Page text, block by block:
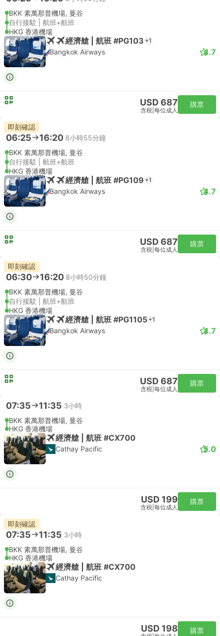
BKK 素萬那普機場, 曼谷
自行接駁 | 航班+航班
HKG 香港機場
經濟艙 | 航班 #PG103 +1
Bangkok Airways 4.7
USD 687
含税 每位成人
購票
即刻確認
06:25 16:20 8小時55分鐘
BKK 素萬那普機場, 曼谷
自行接駁 | 航班+航班
HKG 香港機場
經濟艙 | 航班 #PG109 +1
Bangkok Airways 4.7
USD 687
含税 每位成人
購票
即刻確認
06:30 16:20 8小時50分鐘
BKK 素萬那普機場, 曼谷
自行接駁 | 航班+航班
HKG 香港機場
經濟艙 | 航班 #PG1105 +1
Bangkok Airways 4.7
USD 687
含税 每位成人
購票
07:35 11:35 3小時
BKK 素萬那普機場, 曼谷
HKG 香港機場
經濟艙 | 航班 #CX700
Cathay Pacific 5.0
USD 199
含税 每位成人
購票
即刻確認
07:35 11:35 3小時
BKK 素萬那普機場, 曼谷
HKG 香港機場
經濟艙 | 航班 #CX700
Cathay Pacific
USD 198 購票